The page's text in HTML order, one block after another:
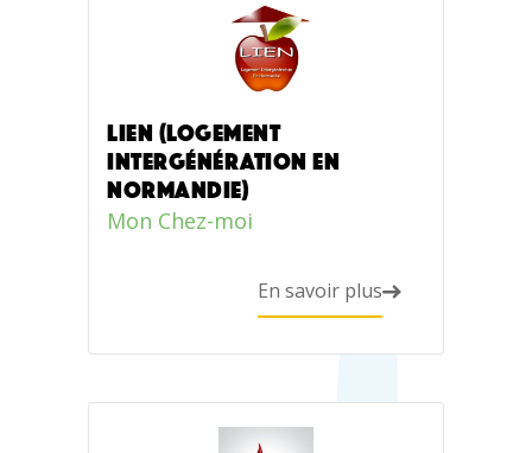
LIEN (LOGEMENT
INTERGÉNÉRATION EN
NORMANDIE)
Mon Chez-moi
En savoir plus